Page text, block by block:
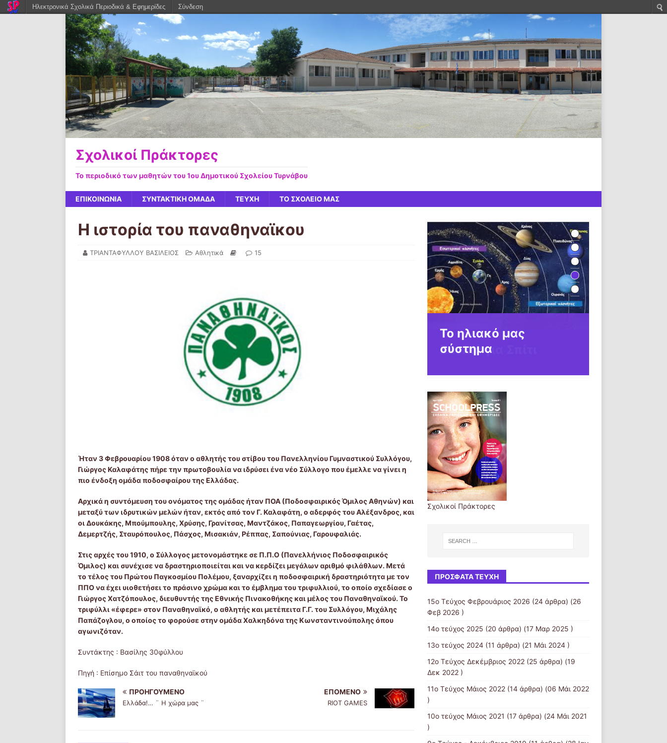
Σχολικοί Πράκτορες
Το περιοδικό των μαθητών του 1ου Δημοτικού Σχολείου Τυρνάβου
ΕΠΙΚΟΙΝΩΝΙΑ ΣΥΝΤΑΚΤΙΚΗ ΟΜΑΔΑ ΤΕΥΧΗ ΤΟ ΣΧΟΛΕΙΟ ΜΑΣ
Η ιστορία του παναθηναϊκου
ΤΡΙΑΝΤΑΦΥΛΛΟΥ ΒΑΣΙΛΕΙΟΣ Αθλητικά 15
Ήταν 3 Φεβρουαρίου 1908 όταν ο αθλητής του στίβου του Πανελληνίου Γυμναστικού Συλλόγου,
Γιώργος Καλαφάτης πήρε την πρωτοβουλία να ιδρύσει ένα νέο Σύλλογο που έμελλε να γίνει η
πιο ένδοξη ομάδα ποδοσφαίρου της Ελλάδας.
Αρχικά η συντόμευση του ονόματος της ομάδας ήταν ΠΟΑ (Ποδοσφαιρικός Όμιλος Αθηνών) και
μεταξύ των ιδρυτικών μελών ήταν, εκτός από τον Γ. Καλαφάτη, ο αδερφός του Αλέξανδρος, και
οι Δουκάκης, Μπούμπουλης, Χρύσης, Γρανίτσας, Μαντζάκος, Παπαγεωργίου, Γαέτας,
Δεμερτζής, Σταυρόπουλος, Πάσχος, Μισακιάν, Ρέππας, Σαπούνιας, Γαρουφαλιάς.
Στις αρχές του 1910, ο Σύλλογος μετονομάστηκε σε Π.Π.Ο (Πανελλήνιος Ποδοσφαιρικός
Όμιλος) και συνέχισε να δραστηριοποιείται και να κερδίζει μεγάλων αριθμό φιλάθλων. Μετά
το τέλος του Πρώτου Παγκοσμίου Πολέμου, ξαναρχίζει η ποδοσφαιρική δραστηριότητα με τον
ΠΠΟ να έχει υιοθετήσει το πράσινο χρώμα και το έμβλημα του τριφυλλιού, το οποίο σχεδίασε ο
Γιώργος Χατζόπουλος, διευθυντής της Εθνικής Πινακοθήκης και μέλος του Παναθηναϊκού. Το
τριφύλλι «έφερε» στον Παναθηναϊκό, ο αθλητής και μετέπειτα Γ.Γ. του Συλλόγου, Μιχάλης
Παπάζογλου, ο οποίος το φορούσε στην ομάδα Χαλκηδόνα της Κωνσταντινούπολης όπου
αγωνιζόταν.
Συντάκτης : Βασίλης 30φύλλου
Πηγή : Επίσημο Σάιτ του παναθηναϊκού
ΠΡΟΗΓΟΎΜΕΝΟ
Ελλάδα!… ¨ Η χώρα μας ¨
ΕΠΌΜΕΝΟ
RIOT GAMES
Σκυλιά για Σπίτι
Σχολικοί Πράκτορες
ΠΡΌΣΦΑΤΑ ΤΕΎΧΗ
15ο Τεύχος Φεβρουάριος 2026 (24 άρθρα) (26
Φεβ 2026 )
14ο τεύχος 2025 (20 άρθρα) (17 Μαρ 2025 )
13ο τεύχος 2024(11 άρθρα) (21 Μάι 2024 )
12ο Τεύχος Δεκέμβριος 2022(25 άρθρα) (19
Δεκ 2022 )
11ο Τεύχος Μάιος 2022(14 άρθρα) (06 Μάι 2022
)
10o τεύχος Μάιος 2021 (17 άρθρα) (24 Μάι 2021
)
Ηλεκτρονικά Σχολικά Περιοδικά & Εφημερίδες Σύνδεση